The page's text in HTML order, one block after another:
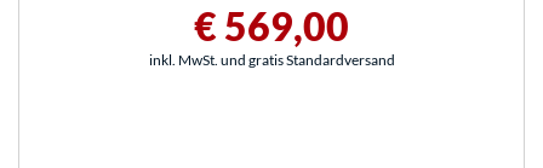
€ 569,00
inkl. MwSt. und gratis Standardversand